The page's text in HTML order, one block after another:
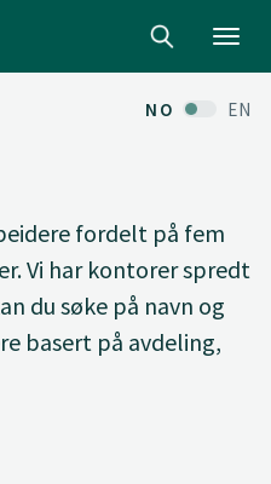
NO EN
fordelt på fem
Vi har kontorer spredt
du søke på navn og
basert på avdeling,